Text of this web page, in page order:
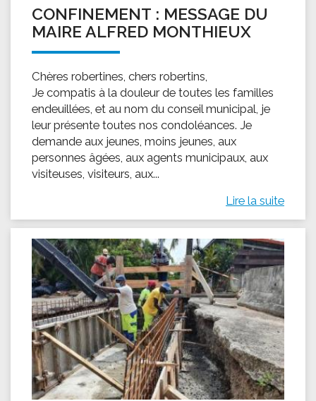
CONFINEMENT : MESSAGE DU
MAIRE ALFRED MONTHIEUX
Chères robertines, chers robertins,
Je compatis à la douleur de toutes les familles
endeuillées, et au nom du conseil municipal, je
leur présente toutes nos condoléances. Je
demande aux jeunes, moins jeunes, aux
personnes âgées, aux agents municipaux, aux
visiteuses, visiteurs, aux...
Lire la suite